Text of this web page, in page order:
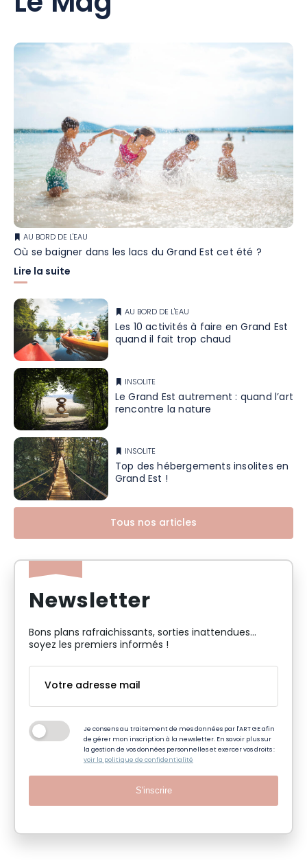
AU BORD DE L'EAU
Où se baigner dans les lacs du Grand Est cet été ?
Lire la suite
AU BORD DE L'EAU
Les 10 activités à faire en Grand Est
quand il fait trop chaud
INSOLITE
Le Grand Est autrement : quand l’art
rencontre la nature
INSOLITE
Top des hébergements insolites en
Grand Est !
Tous nos articles
Newsletter
Bons plans rafraichissants, sorties inattendues…
soyez les premiers informés !
Je consens au traitement de mes données par l'ART GE afin
de gérer mon inscription à la newsletter. En savoir plus sur
la gestion de vos données personnelles et exercer vos droits :
voir la politique de confidentialité
S'inscrire